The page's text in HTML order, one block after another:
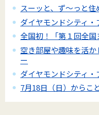
スーッと、ず～っと住
ダイヤモンドシティ・
全国初！「第１回全国
空き部屋や趣味を活
ー
ダイヤモンドシティ・
7月18日（日）からこ